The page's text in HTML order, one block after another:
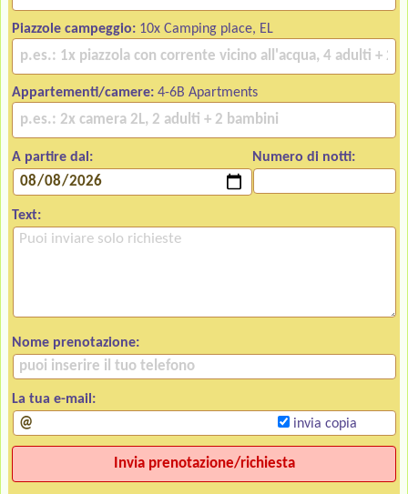
Piazzole campeggio: 10x Camping place, EL
Appartementi/camere: 4-6B Apartments
A partire dal: Numero di notti:
Text:
Nome prenotazione:
La tua e-mail:
invia copia